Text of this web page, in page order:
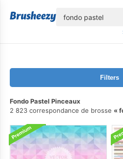
Filters
Fondo Pastel Pinceaux
2 823 correspondance de brosse